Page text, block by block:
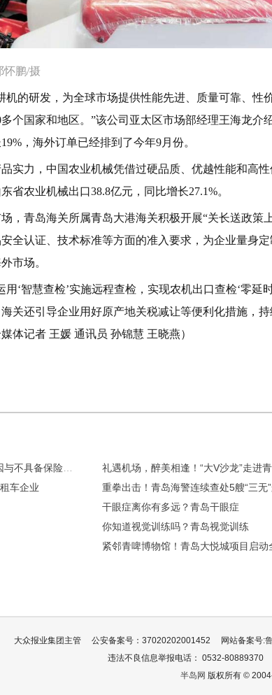
怀鹏/摄
机的研发，为全球市场提供性能先进、质量可靠、性
个国家和地区。”该公司亚太区市场部经理王海龙介
，海外订单已经排到了今年9月份。
实力，中国农业机械凭借过硬品质、优越性能和高性
省农业机械出口38.8亿元，同比增长27.1%。
，青岛海关所属青岛大港海关积极开展“关长送政策
全认证、技术标准等方面的准入要求，为企业量身
市场。
‘智慧查检’实施远程查检，实现农机出口查检‘零延
关还引导企业用好原产地关税减让等便利化措施，
体记者 王媛 通讯员 孙锦慧 王晓燕）
礼遇机场，醉美相逢！“大V沙龙”走进
车企业
重拳出击！青岛海警连续查处5艘“三无
干眼症离你有多远？青岛干眼症
你知道视觉训练吗？青岛视觉训练
大众报业集团主管 公安备案号：37020202001452 网站备案号:
违法不良信息举报电话： 0532-80889370
半岛网 版权所有 ©